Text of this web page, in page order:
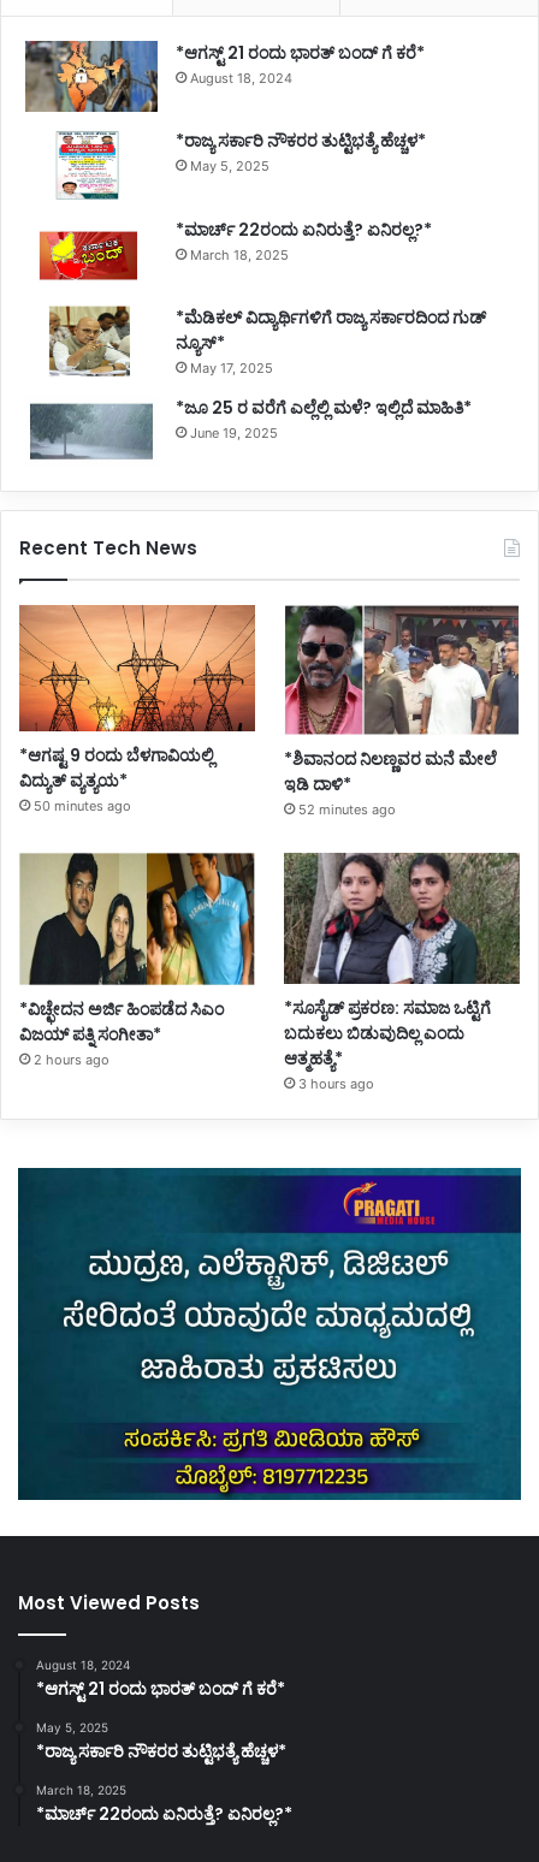
*ಆಗಸ್ಟ್ 21 ರಂದು ಭಾರತ್‌ ಬಂದ್‌ ಗೆ ಕರೆ*
August 18, 2024
*ರಾಜ್ಯ ಸರ್ಕಾರಿ ನೌಕರರ ತುಟ್ಟಿಭತ್ಯೆ ಹೆಚ್ಚಳ*
May 5, 2025
*ಮಾರ್ಚ್ 22ರಂದು ಏನಿರುತ್ತೆ? ಏನಿರಲ್ಲ?*
March 18, 2025
*ಮೆಡಿಕಲ್ ವಿದ್ಯಾರ್ಥಿಗಳಿಗೆ ರಾಜ್ಯ ಸರ್ಕಾರದಿಂದ ಗುಡ್
ನ್ಯೂಸ್*
May 17, 2025
*ಜೂ 25 ರ ವರೆಗೆ ಎಲ್ಲೆಲ್ಲಿ ಮಳೆ? ಇಲ್ಲಿದೆ ಮಾಹಿತಿ*
June 19, 2025
Recent Tech News
*ಆಗಷ್ಟ 9 ರಂದು ಬೆಳಗಾವಿಯಲ್ಲಿ
ವಿದ್ಯುತ್ ವ್ಯತ್ಯಯ*
50 minutes ago
*ಶಿವಾನಂದ ನಿಲಣ್ಣವರ ಮನೆ ಮೇಲೆ
ಇಡಿ ದಾಳಿ*
52 minutes ago
*ವಿಚ್ಛೇದನ ಅರ್ಜಿ ಹಿಂಪಡೆದ ಸಿಎಂ
ವಿಜಯ್ ಪತ್ನಿ ಸಂಗೀತಾ*
2 hours ago
*ಸೂಸೈಡ್ ಪ್ರಕರಣ: ಸಮಾಜ ಒಟ್ಟಿಗೆ
ಬದುಕಲು ಬಿಡುವುದಿಲ್ಲ ಎಂದು
ಆತ್ಮಹತ್ಯೆ*
3 hours ago
Most Viewed Posts
August 18, 2024
*ಆಗಸ್ಟ್ 21 ರಂದು ಭಾರತ್‌ ಬಂದ್‌ ಗೆ ಕರೆ*
May 5, 2025
*ರಾಜ್ಯ ಸರ್ಕಾರಿ ನೌಕರರ ತುಟ್ಟಿಭತ್ಯೆ ಹೆಚ್ಚಳ*
March 18, 2025
*ಮಾರ್ಚ್ 22ರಂದು ಏನಿರುತ್ತೆ? ಏನಿರಲ್ಲ?*